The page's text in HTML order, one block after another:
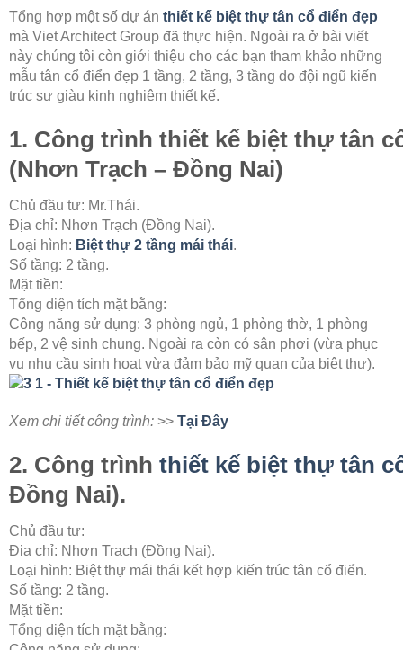
Tổng hợp một số dự án thiết kế biệt thự tân cổ điển đẹp
mà Viet Architect Group đã thực hiện. Ngoài ra ở bài viết
này chúng tôi còn giới thiệu cho các bạn tham khảo những
mẫu tân cổ điển đẹp 1 tầng, 2 tầng, 3 tầng do đội ngũ kiến
trúc sư giàu kinh nghiệm thiết kế.
1. Công trình thiết kế biệt thự tân
(Nhơn Trạch – Đồng Nai)
Chủ đầu tư: Mr.Thái.
Địa chỉ: Nhơn Trạch (Đồng Nai).
Loại hình: Biệt thự 2 tầng mái thái.
Số tầng: 2 tầng.
Mặt tiền:
Tổng diện tích mặt bằng:
Công năng sử dụng: 3 phòng ngủ, 1 phòng thờ, 1 phòng
bếp, 2 vệ sinh chung. Ngoài ra còn có sân phơi (vừa phục
vụ nhu cầu sinh hoạt vừa đảm bảo mỹ quan của biệt thự).
Xem chi tiết công trình: >> Tại Đây
2. Công trình thiết kế biệt thự tân
Đồng Nai).
Chủ đầu tư:
Địa chỉ: Nhơn Trạch (Đồng Nai).
Loại hình: Biệt thự mái thái kết hợp kiến trúc tân cổ điển.
Số tầng: 2 tầng.
Mặt tiền:
Tổng diện tích mặt bằng: